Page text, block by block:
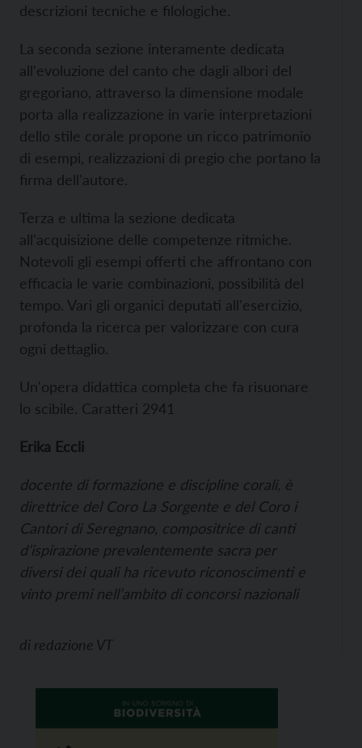
descrizioni tecniche e filologiche.
La seconda sezione interamente dedicata
all'evoluzione del canto che dagli albori del
gregoriano, attraverso la dimensione modale
porta alla realizzazione in varie interpretazioni
dello stile corale propone un ricco patrimonio
di esempi, realizzazioni di pregio che portano la
firma dell'autore.
Terza e ultima la sezione dedicata
all'acquisizione delle competenze ritmiche.
Notevoli gli esempi offerti che affrontano con
efficacia le varie combinazioni, possibilità del
tempo. Vari gli organici deputati all'esercizio,
profonda la ricerca per valorizzare con cura
ogni dettaglio.
Un'opera didattica completa che fa risuonare
lo scibile. Caratteri 2941
Erika Eccli
docente di formazione e discipline corali, è
direttrice del Coro La Sorgente e del Coro i
Cantori di Seregnano, compositrice di canti
d’ispirazione prevalentemente sacra per
diversi dei quali ha ricevuto riconoscimenti e
vinto premi nell’ambito di concorsi nazionali
di redazione VT